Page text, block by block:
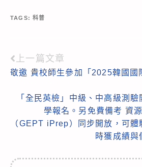
TAGS:科普
Read
more
articles
上一篇文章
敬邀 貴校師生參加「2025韓國國
「全民英檢」中級、中高級測
學報名。另免費備考 資
（GEPT iPrep）同步開放，可
時獲成績與